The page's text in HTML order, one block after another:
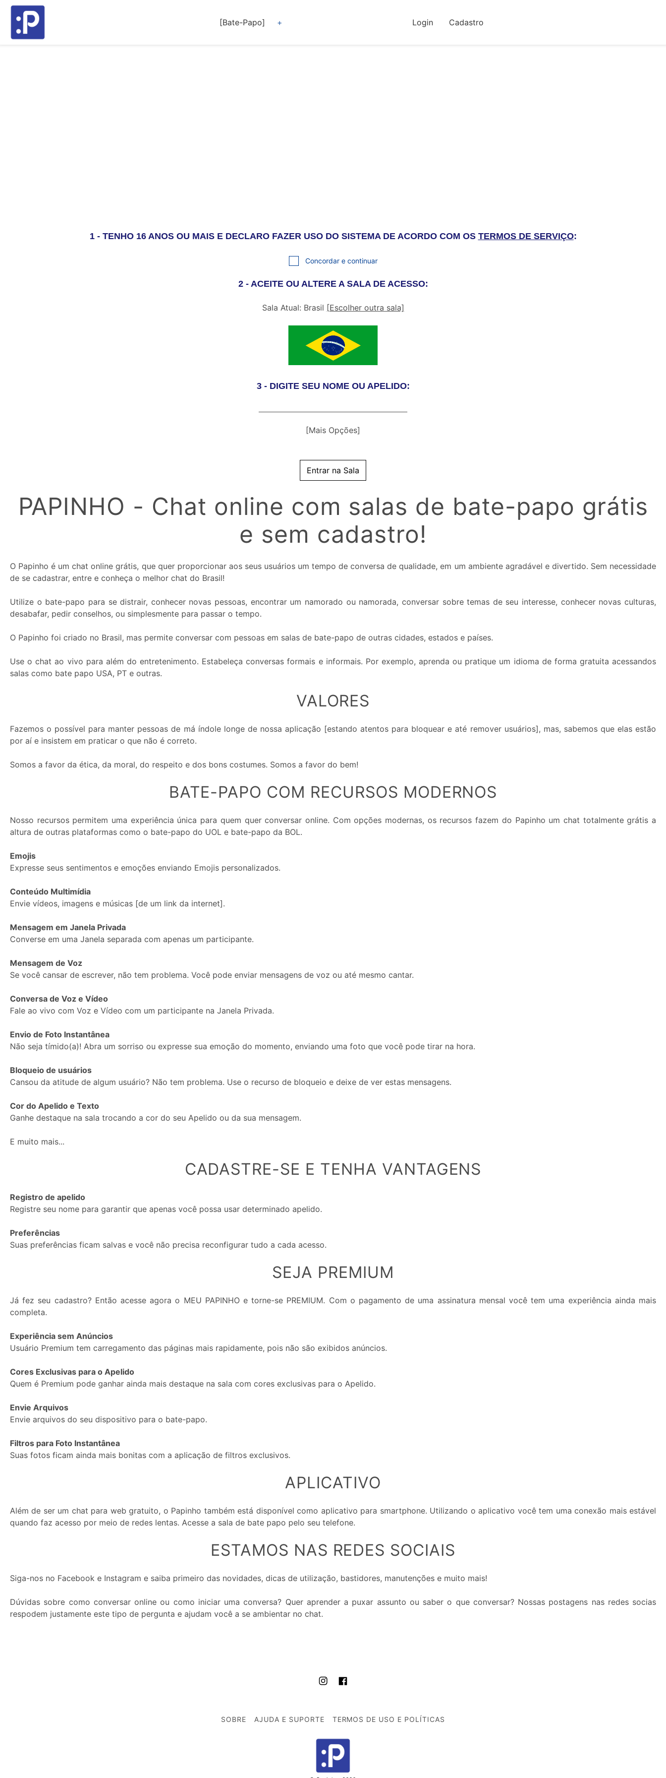
[Bate-Papo] Login Cadastro
1 - TENHO 16 ANOS OU MAIS E DECLARO FAZER USO DO SISTEMA DE ACORDO COM OS TERMOS DE SERVIÇO:
Concordar e continuar
2 - ACEITE OU ALTERE A SALA DE ACESSO:
Sala Atual: Brasil [Escolher outra sala]
3 - DIGITE SEU NOME OU APELIDO:
[Mais Opções]
Imagem
de
de
Janela
Status:
Entrar na Sala
PAPINHO - Chat online com salas de bate-papo grátis
e sem cadastro!
O Papinho é um chat online grátis, que quer proporcionar aos seus usuários um tempo de conversa de qualidade, em um ambiente agradável e divertido. Sem necessidade
de se cadastrar, entre e conheça o melhor chat do Brasil!
Utilize o bate-papo para se distrair, conhecer novas pessoas, encontrar um namorado ou namorada, conversar sobre temas de seu interesse, conhecer novas culturas,
desabafar, pedir conselhos, ou simplesmente para passar o tempo.
O Papinho foi criado no Brasil, mas permite conversar com pessoas em salas de bate-papo de outras cidades, estados e países.
Use o chat ao vivo para além do entretenimento. Estabeleça conversas formais e informais. Por exemplo, aprenda ou pratique um idioma de forma gratuita acessandos
salas como bate papo USA, PT e outras.
VALORES
Fazemos o possível para manter pessoas de má índole longe de nossa aplicação [estando atentos para bloquear e até remover usuários], mas, sabemos que elas estão
por aí e insistem em praticar o que não é correto.
Somos a favor da ética, da moral, do respeito e dos bons costumes. Somos a favor do bem!
BATE-PAPO COM RECURSOS MODERNOS
Nosso recursos permitem uma experiência única para quem quer conversar online. Com opções modernas, os recursos fazem do Papinho um chat totalmente grátis a
altura de outras plataformas como o bate-papo do UOL e bate-papo da BOL.
Emojis
Expresse seus sentimentos e emoções enviando Emojis personalizados.
Conteúdo Multimídia
Envie vídeos, imagens e músicas [de um link da internet].
Mensagem em Janela Privada
Converse em uma Janela separada com apenas um participante.
Mensagem de Voz
Se você cansar de escrever, não tem problema. Você pode enviar mensagens de voz ou até mesmo cantar.
Conversa de Voz e Vídeo
Fale ao vivo com Voz e Vídeo com um participante na Janela Privada.
Envio de Foto Instantânea
Não seja tímido(a)! Abra um sorriso ou expresse sua emoção do momento, enviando uma foto que você pode tirar na hora.
Bloqueio de usuários
Cansou da atitude de algum usuário? Não tem problema. Use o recurso de bloqueio e deixe de ver estas mensagens.
Cor do Apelido e Texto
Ganhe destaque na sala trocando a cor do seu Apelido ou da sua mensagem.
E muito mais...
CADASTRE-SE E TENHA VANTAGENS
Registro de apelido
Registre seu nome para garantir que apenas você possa usar determinado apelido.
Preferências
Suas preferências ficam salvas e você não precisa reconfigurar tudo a cada acesso.
SEJA PREMIUM
Já fez seu cadastro? Então acesse agora o MEU PAPINHO e torne-se PREMIUM. Com o pagamento de uma assinatura mensal você tem uma experiência ainda mais
completa.
Experiência sem Anúncios
Usuário Premium tem carregamento das páginas mais rapidamente, pois não são exibidos anúncios.
Cores Exclusivas para o Apelido
Quem é Premium pode ganhar ainda mais destaque na sala com cores exclusivas para o Apelido.
Envie Arquivos
Envie arquivos do seu dispositivo para o bate-papo.
Filtros para Foto Instantânea
Suas fotos ficam ainda mais bonitas com a aplicação de filtros exclusivos.
APLICATIVO
Além de ser um chat para web gratuito, o Papinho também está disponível como aplicativo para smartphone. Utilizando o aplicativo você tem uma conexão mais estável
quando faz acesso por meio de redes lentas. Acesse a sala de bate papo pelo seu telefone.
ESTAMOS NAS REDES SOCIAIS
Siga-nos no Facebook e Instagram e saiba primeiro das novidades, dicas de utilização, bastidores, manutenções e muito mais!
Dúvidas sobre como conversar online ou como iniciar uma conversa? Quer aprender a puxar assunto ou saber o que conversar? Nossas postagens nas redes socias
respodem justamente este tipo de pergunta e ajudam você a se ambientar no chat.
SOBRE AJUDA E SUPORTE TERMOS DE USO E POLÍTICAS